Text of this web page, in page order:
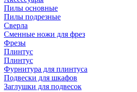
Пилы основные
Пилы подрезные
Сверла
Сменные ножи для фрез
Фрезы
Плинтус
Плинтус
Фурнитура для плинтуса
Подвески для шкафов
Заглушки для подвесок